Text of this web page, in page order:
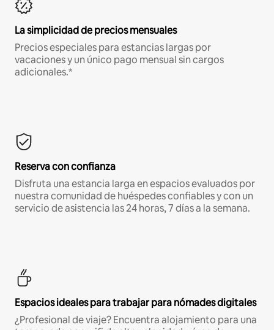
La simplicidad de precios mensuales
Precios especiales para estancias largas por
vacaciones y un único pago mensual sin cargos
adicionales.*
Reserva con confianza
Disfruta una estancia larga en espacios evaluados por
nuestra comunidad de huéspedes confiables y con un
servicio de asistencia las 24 horas, 7 días a la semana.
Espacios ideales para trabajar para nómades digitales
¿Profesional de viaje? Encuentra alojamiento para una